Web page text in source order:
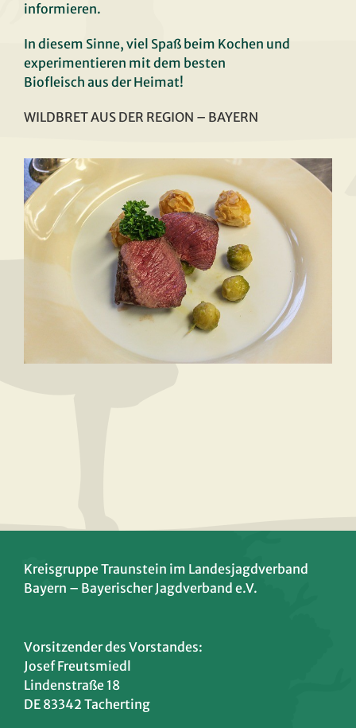
informieren.
In diesem Sinne, viel Spaß beim Kochen und
experimentieren mit dem besten
Biofleisch aus der Heimat!
WILDBRET AUS DER REGION – BAYERN
Kreisgruppe Traunstein im Landesjagdverband
Bayern – Bayerischer Jagdverband e.V.
Vorsitzender des Vorstandes:
Josef Freutsmiedl
Lindenstraße 18
DE 83342 Tacherting